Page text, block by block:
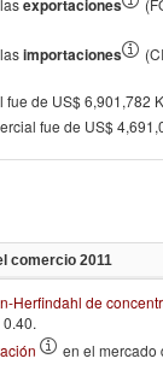
exportaciones
importaciones
fue de US$ 6,901,782
fue de US$
comercio 2011
Herfindahl de
en el mercado